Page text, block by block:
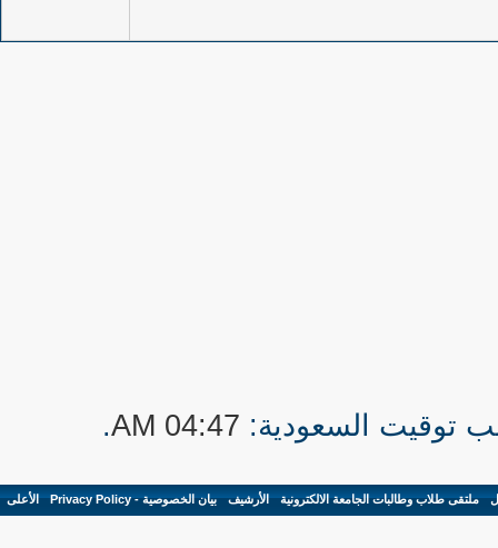
04:47 AM
.
-ملتقى طلاب وطالبات الجامعة الالكترونية-الأرشيف-بيان الخصوصية - Privacy Policy -الأعلى